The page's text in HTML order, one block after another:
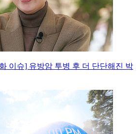
이슈] 유방암 투병 후 더 단단해진 박